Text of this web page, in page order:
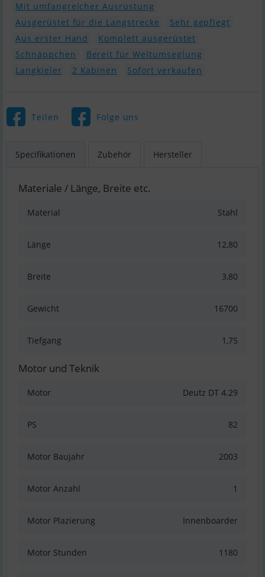
Mit umfangreicher Ausrüstung
Ausgerüstet für die Langstrecke
Sehr gepflegt
Aus erster Hand
Komplett ausgerüstet
Schnäppchen
Bereit für Weltumseglung
Langkieler
2 Kabinen Sofort verkaufen
Teilen Folge uns
Specifikationen Zubehör Hersteller
Materiale / Länge, Breite etc.
Material Stahl
Länge 12,80
Breite 3,80
Gewicht 16700
Tiefgang 1,75
Motor und Teknik
Motor Deutz DT 4.29
PS 82
Motor Baujahr 2003
Motor Anzahl 1
Motor Plazierung Innenboarder
Motor Stunden 1180